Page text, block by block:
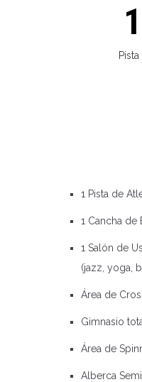
1 Pista de
1 Cancha de
1 Salón de
(jazz, yoga,
Área de
Gimnasio
Área de
Alberca